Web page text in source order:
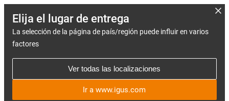
Elija el lugar de entrega
La selección de la página de país/región puede influir en varios
factores
Ver todas las localizaciones
Ir a www.igus.com